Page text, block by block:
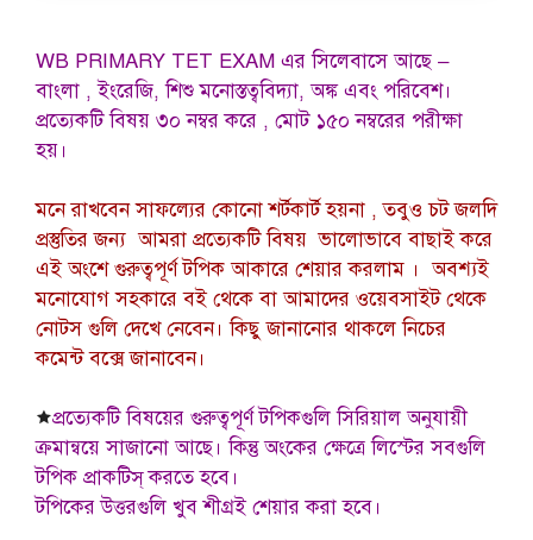
WB PRIMARY TET EXAM এর সিলেবাসে আছে –
বাংলা , ইংরেজি, শিশু মনোস্তত্ববিদ্যা, অঙ্ক এবং পরিবেশ।
প্রত্যেকটি বিষয় ৩০ নম্বর করে , মোট ১৫০ নম্বরের পরীক্ষা
হয়।
মনে রাখবেন সাফল্যের কোনো শর্টকার্ট হয়না , তবুও চট জলদি
প্রস্তুতির জন্য আমরা প্রত্যেকটি বিষয় ভালোভাবে বাছাই করে
এই অংশে গুরুত্বপূর্ণ টপিক আকারে শেয়ার করলাম । অবশ্যই
মনোযোগ সহকারে বই থেকে বা আমাদের ওয়েবসাইট থেকে
নোটস গুলি দেখে নেবেন। কিছু জানানোর থাকলে নিচের
কমেন্ট বক্সে জানাবেন।
🟊প্রত্যেকটি বিষয়ের গুরুত্বপূর্ণ টপিকগুলি সিরিয়াল অনুযায়ী
ক্রমান্বয়ে সাজানো আছে। কিন্তু অংকের ক্ষেত্রে লিস্টের সবগুলি
টপিক প্রাকটিস্ করতে হবে।
টপিকের উত্তরগুলি খুব শীগ্রই শেয়ার করা হবে।